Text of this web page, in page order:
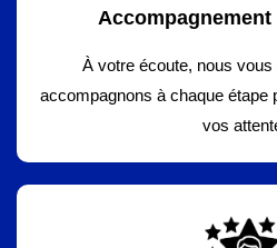
À votre écoute, nous
accompagnons à chaque étape
vos